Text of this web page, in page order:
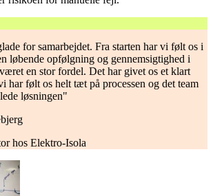
for samarbejdet. Fra starten har vi følt os i
løbende opfølgning og gennemsigtighed i
en stor fordel. Det har givet os et klart
har følt os helt tæt på processen og det team
løsningen"
hos Elektro-Isola